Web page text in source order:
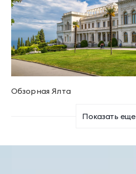
Обзорная Ялта
Показать еще